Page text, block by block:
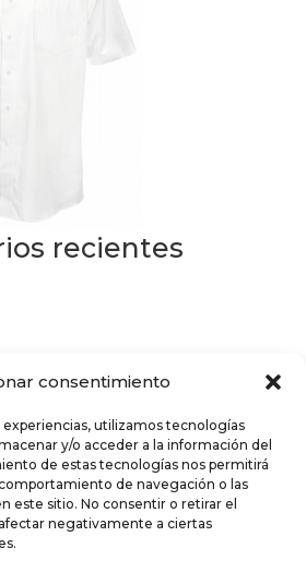
consentimiento
utilizamos tecnologías
y/o acceder a la información del
de estas tecnologías nos permitirá
de navegación o las
este sitio. No consentir o retirar el
negativamente a ciertas
recientes